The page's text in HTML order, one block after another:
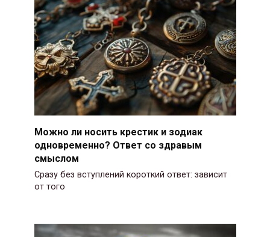
Можно ли носить крестик и зодиак
одновременно? Ответ со здравым
смыслом
Сразу без вступлений короткий ответ: зависит
от того